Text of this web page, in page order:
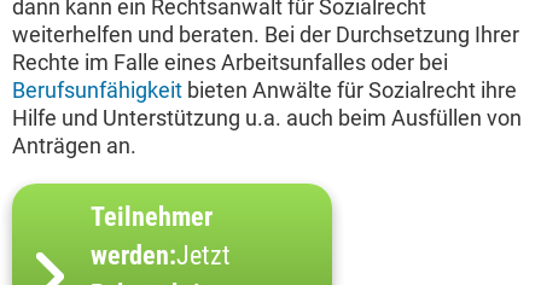
dann kann ein Rechtsanwalt für Sozialrecht
weiterhelfen und beraten. Bei der Durchsetzung Ihrer
Rechte im Falle eines Arbeitsunfalles oder bei
Berufsunfähigkeit bieten Anwälte für Sozialrecht ihre
Hilfe und Unterstützung u.a. auch beim Ausfüllen von
Anträgen an.
Teilnehmer
werden:Jetzt